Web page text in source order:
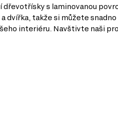
s laminovanou
dvířka, takže si můžete
interiéru. Navštivte naši